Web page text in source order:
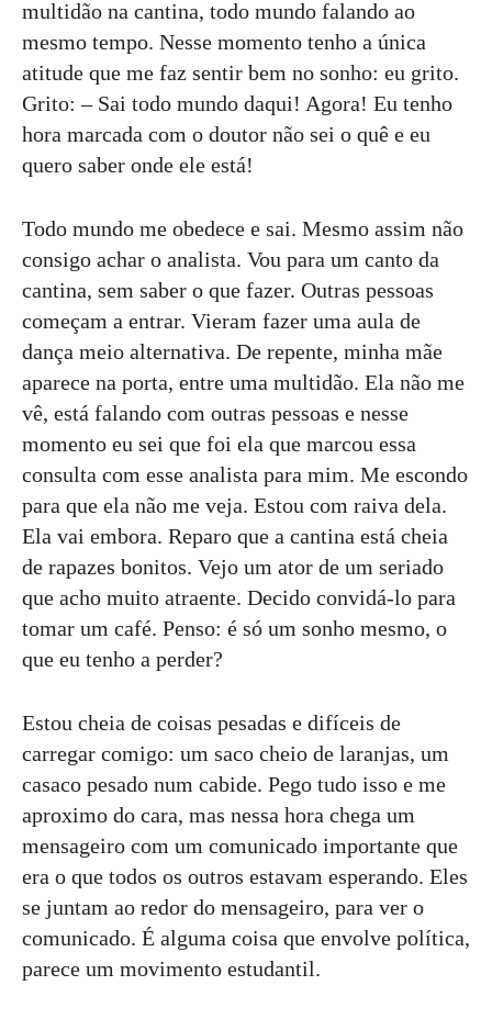
multidão na cantina, todo mundo falando ao
mesmo tempo. Nesse momento tenho a única
atitude que me faz sentir bem no sonho: eu grito.
Grito: – Sai todo mundo daqui! Agora! Eu tenho
hora marcada com o doutor não sei o quê e eu
quero saber onde ele está!
Todo mundo me obedece e sai. Mesmo assim não
consigo achar o analista. Vou para um canto da
cantina, sem saber o que fazer. Outras pessoas
começam a entrar. Vieram fazer uma aula de
dança meio alternativa. De repente, minha mãe
aparece na porta, entre uma multidão. Ela não me
vê, está falando com outras pessoas e nesse
momento eu sei que foi ela que marcou essa
consulta com esse analista para mim. Me escondo
para que ela não me veja. Estou com raiva dela.
Ela vai embora. Reparo que a cantina está cheia
de rapazes bonitos. Vejo um ator de um seriado
que acho muito atraente. Decido convidá-lo para
tomar um café. Penso: é só um sonho mesmo, o
que eu tenho a perder?
Estou cheia de coisas pesadas e difíceis de
carregar comigo: um saco cheio de laranjas, um
casaco pesado num cabide. Pego tudo isso e me
aproximo do cara, mas nessa hora chega um
mensageiro com um comunicado importante que
era o que todos os outros estavam esperando. Eles
se juntam ao redor do mensageiro, para ver o
comunicado. É alguma coisa que envolve política,
parece um movimento estudantil.